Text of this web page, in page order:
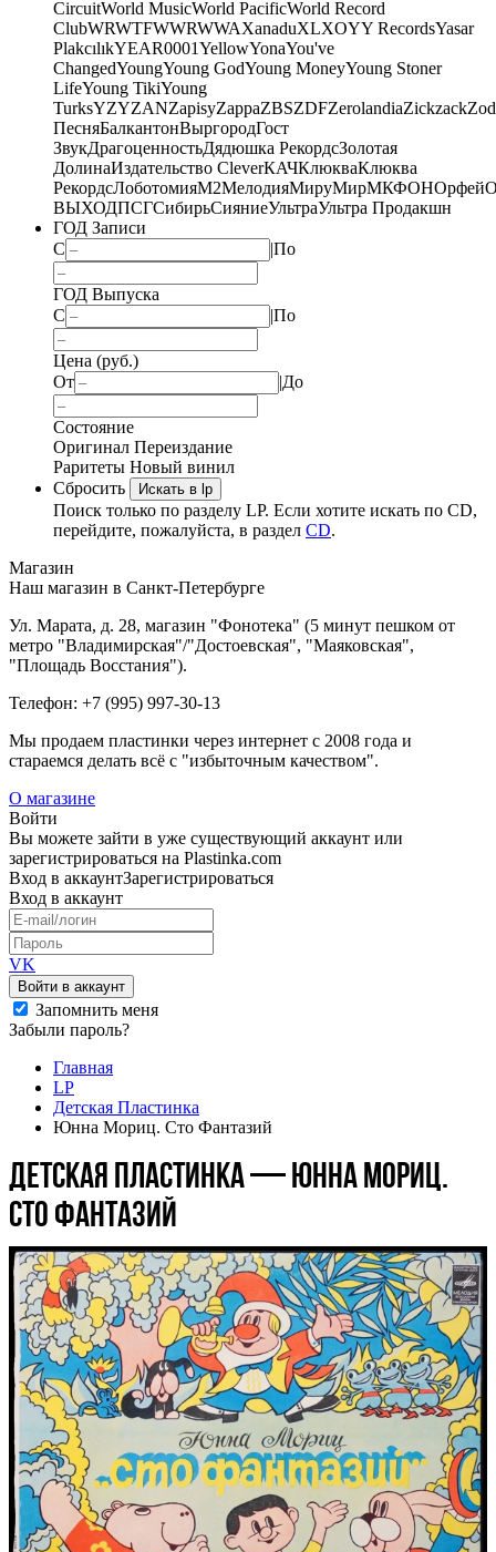
CircuitWorld MusicWorld PacificWorld Record
ClubWRWTFWWRWWAXanaduXLXOYY RecordsYasar
PlakcılıkYEAR0001YellowYonaYou've
ChangedYoungYoung GodYoung MoneyYoung Stoner
LifeYoung TikiYoung
TurksYZYZANZapisyZappaZBSZDFZerolandiaZickzack
ПесняБалкантонВыргородГост
ЗвукДрагоценностьДядюшка РекордсЗолотая
ДолинаИздательство CleverКАЧКлюкваКлюква
РекордсЛоботомияМ2МелодияМируМирМКФОНОрфей
ВЫХОДПСГСибирьСияниеУльтраУльтра Продакшн
ГОД Записи
С
|По
ГОД Выпуска
С
|По
Цена (руб.)
От
|До
Состояние
Оригинал Переиздание
Раритеты Новый винил
Сбросить
Искать в lp
Поиск только по разделу LP. Если хотите искать по CD,
перейдите, пожалуйста, в раздел CD.
Магазин
Наш магазин в Санкт-Петербурге
Ул. Марата, д. 28, магазин "Фонотека" (5 минут пешком от
метро "Владимирская"/"Достоевская", "Маяковская",
"Площадь Восстания").
Телефон: +7 (995) 997-30-13
Мы продаем пластинки через интернет c 2008 года и
стараемся делать всё с "избыточным качеством".
О магазине
Войти
Вы можете зайти в уже существующий аккаунт или
зарегистрироваться на Plastinka.com
Вход в аккаунтЗарегистрироваться
Вход в аккаунт
VK
Войти в аккаунт
Запомнить меня
Забыли пароль?
Главная
LP
Детская Пластинка
Юнна Мориц. Сто Фантазий
Детская Пластинка — Юнна Мориц.
Сто Фантазий